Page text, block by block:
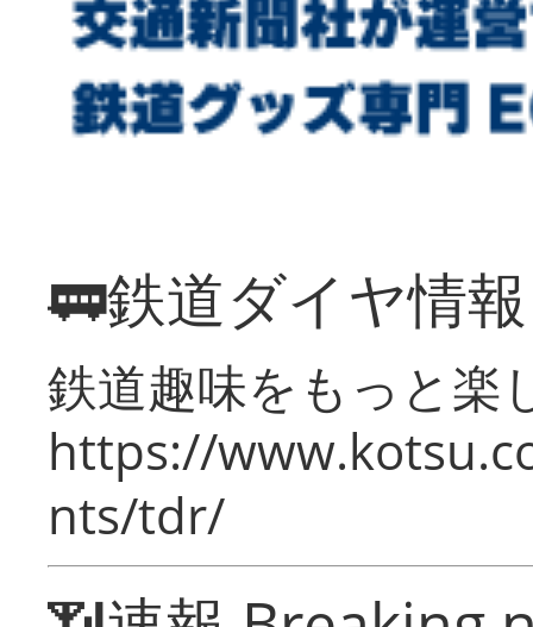
🚃鉄道ダイヤ情
鉄道趣味をもっと楽
https://
nts/tdr/